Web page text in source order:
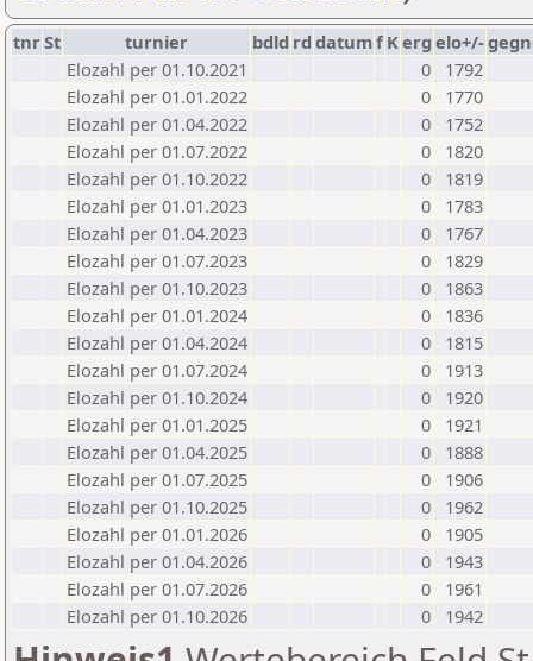
tnrSt turnier bdld rd datumf Kerg elo+/-
Elozahl per 01.10.2021
0
1792
Elozahl per 01.01.2022
0
1770
Elozahl per 01.04.2022
0
1752
Elozahl per 01.07.2022
0
1820
Elozahl per 01.10.2022
0
1819
Elozahl per 01.01.2023
0
1783
Elozahl per 01.04.2023
0
1767
Elozahl per 01.07.2023
0
1829
Elozahl per 01.10.2023
0
1863
Elozahl per 01.01.2024
0
1836
Elozahl per 01.04.2024
0
1815
Elozahl per 01.07.2024
0
1913
Elozahl per 01.10.2024
0
1920
Elozahl per 01.01.2025
0
1921
Elozahl per 01.04.2025
0
1888
Elozahl per 01.07.2025
0
1906
Elozahl per 01.10.2025
0
1962
Elozahl per 01.01.2026
0
1905
Elozahl per 01.04.2026
0
1943
Elozahl per 01.07.2026
0
1961
Elozahl per 01.10.2026
0 1942